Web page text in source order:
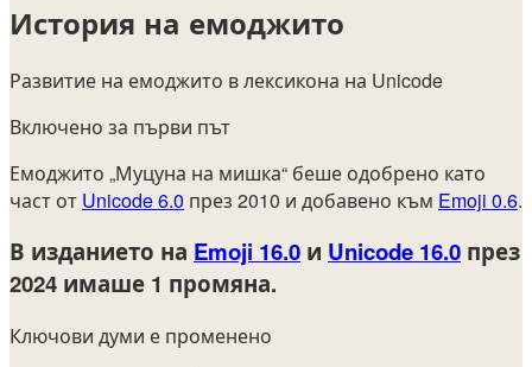
История на емоджито
Развитие на емоджито в лексикона на Unicode
Включено за първи път
Емоджито „Муцуна на мишка“ беше одобрено като
част от Unicode 6.0 през 2010 и добавено към Emoji 0.6.
В изданието на Emoji 16.0 и Unicode 16.0 през
2024 имаше 1 промяна.
Ключови думи е променено